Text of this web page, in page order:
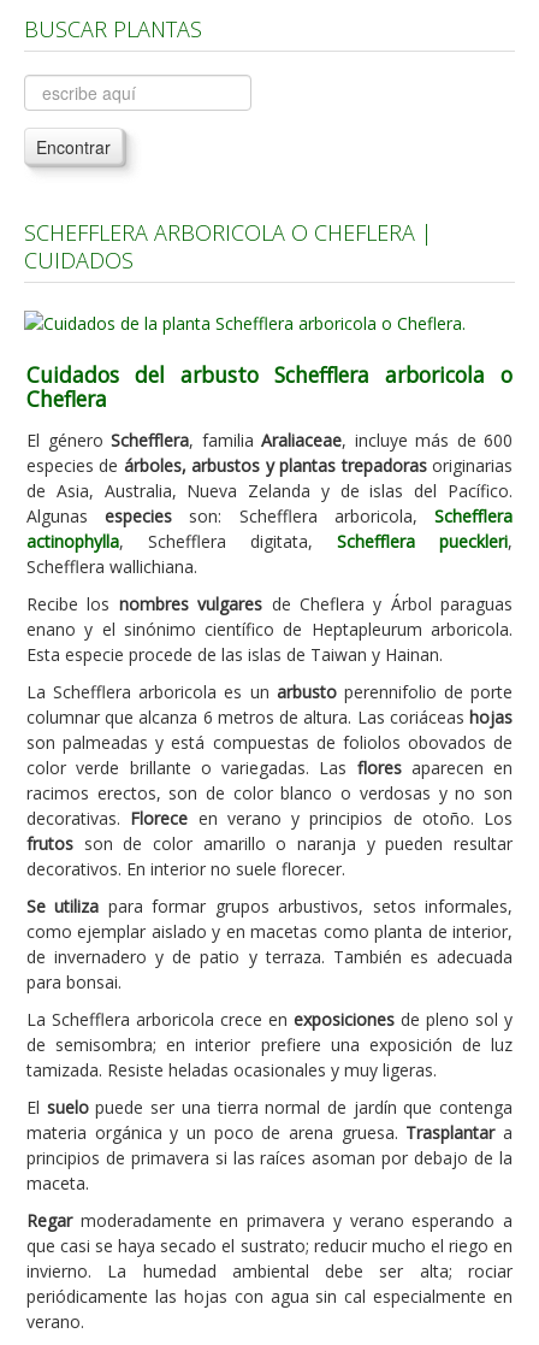
Árboles, Cicas y Palmeras de la G a la Z
Plantas Anuales y Perennes
Plantas Bulbosas y Acuáticas
Plantas de Interior
Plantas Aromáticas y de Huerto
Plantas Carnívoras y Orquídeas
Consejos
Hemisferio Norte
Hemisferio Sur
Enfermedades
Animales
Hongos
Carencias
Fotos
Flores y Plantas
Árboles y Palmeras
Arbustos y Trepadoras
Cactus y Suculentas
BUSCAR PLANTAS
Encontrar
SCHEFFLERA ARBORICOLA O CHEFLERA |
CUIDADOS
Cuidados del arbusto Schefflera arboricola o
Cheflera
El género Schefflera, familia Araliaceae, incluye más de 600
especies de árboles, arbustos y plantas trepadorasoriginarias
de Asia, Australia, Nueva Zelanda y de islas del Pacífico.
Algunasespecies son: Schefflera arboricola,Schefflera
actinophylla, Schefflera digitata, Schefflera pueckleri,
Schefflera wallichiana.
Recibe los nombres vulgares de Cheflera y Árbol paraguas
enano y el sinónimo científico de Heptapleurum arboricola.
Esta especie procede de las islas de Taiwan y Hainan.
La Schefflera arboricola es un arbustoperennifolio de porte
columnar que alcanza 6 metros de altura. Las coriáceas hojas
son palmeadas y está compuestas de foliolos obovados de
color verde brillante o variegadas. Las floresaparecen en
racimos erectos, son de color blanco o verdosas y no son
decorativas. Florece en verano y principios de otoño. Los
frutos son de color amarillo o naranja y pueden resultar
decorativos. En interior no suele florecer.
Se utiliza para formar grupos arbustivos, setos informales,
como ejemplar aislado y en macetas como planta de interior,
de invernadero y de patio y terraza. También es adecuada
para bonsai.
La Schefflera arboricola crece en exposiciones de pleno sol y
de semisombra; en interior prefiere una exposición de luz
tamizada. Resiste heladas ocasionales y muy ligeras.
El suelopuede ser una tierra normal de jardín que contenga
materia orgánica y un poco de arena gruesa. Trasplantara
principios de primavera si las raíces asoman por debajo de la
maceta.
Regarmoderadamente en primavera y verano esperando a
que casi se haya secado el sustrato; reducir mucho el riego en
invierno. La humedad ambiental debe ser alta; rociar
periódicamente las hojas con agua sin cal especialmente en
verano.